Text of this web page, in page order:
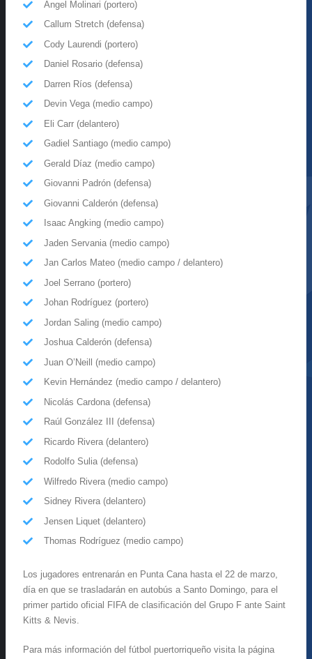
Ángel Molinari (portero)
Callum Stretch (defensa)
Cody Laurendi (portero)
Daniel Rosario (defensa)
Darren Ríos (defensa)
Devin Vega (medio campo)
Eli Carr (delantero)
Gadiel Santiago (medio campo)
Gerald Díaz (medio campo)
Giovanni Padrón (defensa)
Giovanni Calderón (defensa)
Isaac Angking (medio campo)
Jaden Servania (medio campo)
Jan Carlos Mateo (medio campo / delantero)
Joel Serrano (portero)
Johan Rodríguez (portero)
Jordan Saling (medio campo)
Joshua Calderón (defensa)
Juan O’Neill (medio campo)
Kevin Hernández (medio campo / delantero)
Nicolás Cardona (defensa)
Raúl González III (defensa)
Ricardo Rivera (delantero)
Rodolfo Sulia (defensa)
Wilfredo Rivera (medio campo)
Sidney Rivera (delantero)
Jensen Liquet (delantero)
Thomas Rodríguez (medio campo)
Los jugadores entrenarán en Punta Cana hasta el 22 de marzo,
día en que se trasladarán en autobús a Santo Domingo, para el
primer partido oficial FIFA de clasificación del Grupo F ante Saint
Kitts & Nevis.
Para más información del fútbol puertorriqueño visita la página